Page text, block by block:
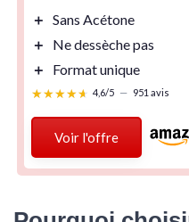
＋ Sans Acétone
＋
Ne dessèche pas
＋
Format unique
★★★★★
★★★★★ 4,6/5 — 951 avis
Voir l'offre